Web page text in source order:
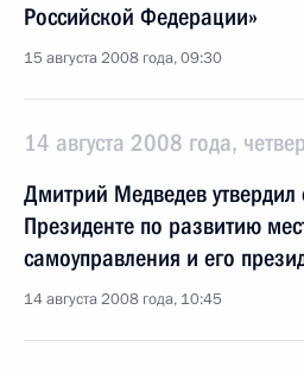
Российской Федерации»
15 августа 2008 года, 09:30
14 августа 2008 года,
Дмитрий Медведев утвердил
Президенте по развитию
самоуправления и его
14 августа 2008 года, 10:45